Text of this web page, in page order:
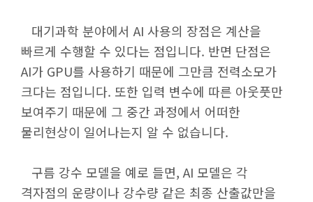
대기과학 분야에서 AI 사용의 장점은 계산을
빠르게 수행할 수 있다는 점입니다. 반면 단점은
AI가 GPU를 사용하기 때문에 그만큼 전력소모가
크다는 점입니다. 또한 입력 변수에 따른 아웃풋만
보여주기 때문에 그 중간 과정에서 어떠한
물리현상이 일어나는지 알 수 없습니다.
구름 강수 모델을 예로 들면, AI 모델은 각
격자점의 운량이나 강수량 같은 최종 산출값만을